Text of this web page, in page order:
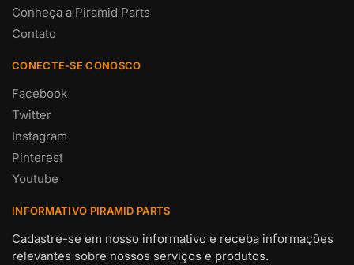
Conheça a Piramid Parts
Contato
CONECTE-SE CONOSCO
Facebook
Twitter
Instagram
Pinterest
Youtube
INFORMATIVO PIRAMID PARTS
Cadastre-se em nosso informativo e receba informações
relevantes sobre nossos serviços e produtos.